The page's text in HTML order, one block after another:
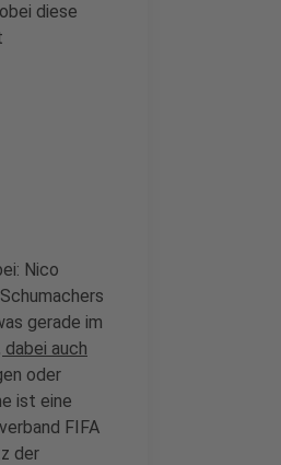
diese
Nico
gerade im
auch
oder
ist eine
FIFA
der